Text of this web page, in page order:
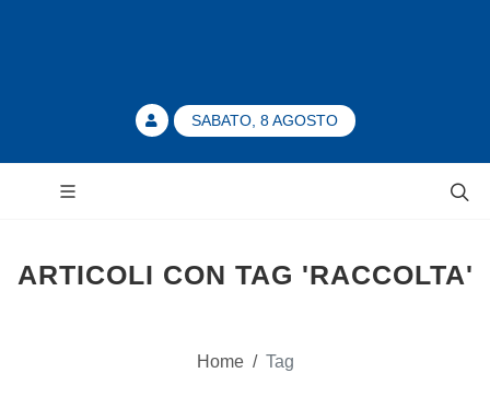
SABATO, 8 AGOSTO
ARTICOLI CON TAG 'RACCOLTA'
Home / Tag